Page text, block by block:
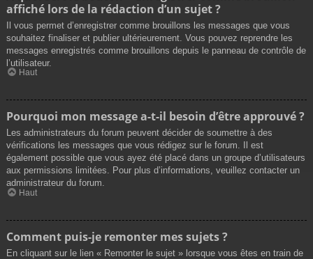
affiché lors de la rédaction d’un sujet ?
Il vous permet d’enregistrer comme brouillons les messages que vous
souhaitez finaliser et publier ultérieurement. Vous pouvez reprendre les
messages enregistrés comme brouillons depuis le panneau de contrôle de
l’utilisateur.
Haut
Pourquoi mon message a-t-il besoin d’être approuvé ?
Les administrateurs du forum peuvent décider de soumettre à des
vérifications les messages que vous rédigez sur le forum. Il est
également possible que vous ayez été placé dans un groupe d’utilisateurs
aux permissions limitées. Pour plus d’informations, veuillez contacter un
administrateur du forum.
Haut
Comment puis-je remonter mes sujets ?
En cliquant sur le lien « Remonter le sujet » lorsque vous êtes en train de